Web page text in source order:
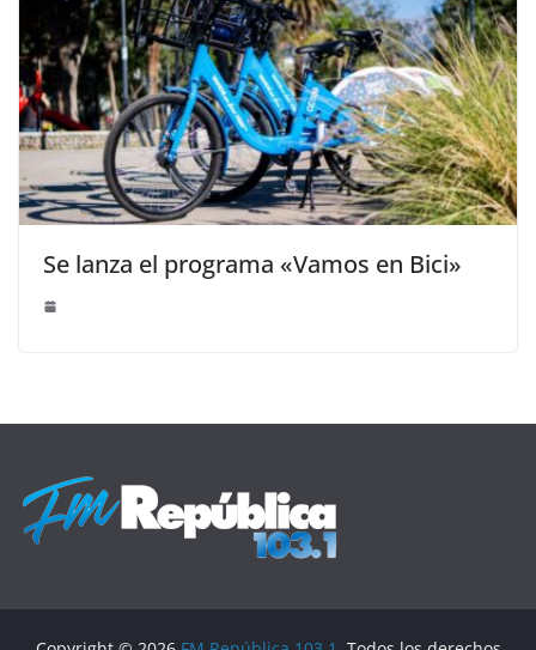
Se lanza el programa «Vamos en Bici»